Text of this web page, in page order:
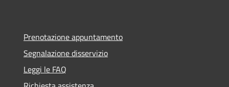
Prenotazione appuntamento
Segnalazione disservizio
Leggi le FAQ